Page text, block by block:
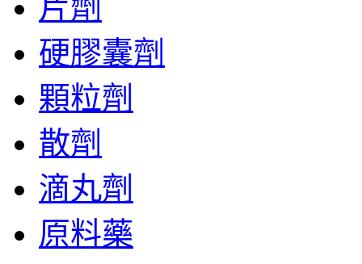
片劑
硬膠囊劑
顆粒劑
散劑
滴丸劑
原料藥